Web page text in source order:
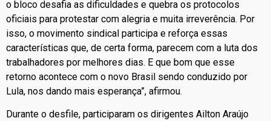
o bloco desafia as dificuldades e quebra os protocolos
oficiais para protestar com alegria e muita irreverência. Por
isso, o movimento sindical participa e reforça essas
características que, de certa forma, parecem com a luta dos
trabalhadores por melhores dias. E que bom que esse
retorno acontece com o novo Brasil sendo conduzido por
Lula, nos dando mais esperança”, afirmou.
Durante o desfile, participaram os dirigentes Ailton Araújo